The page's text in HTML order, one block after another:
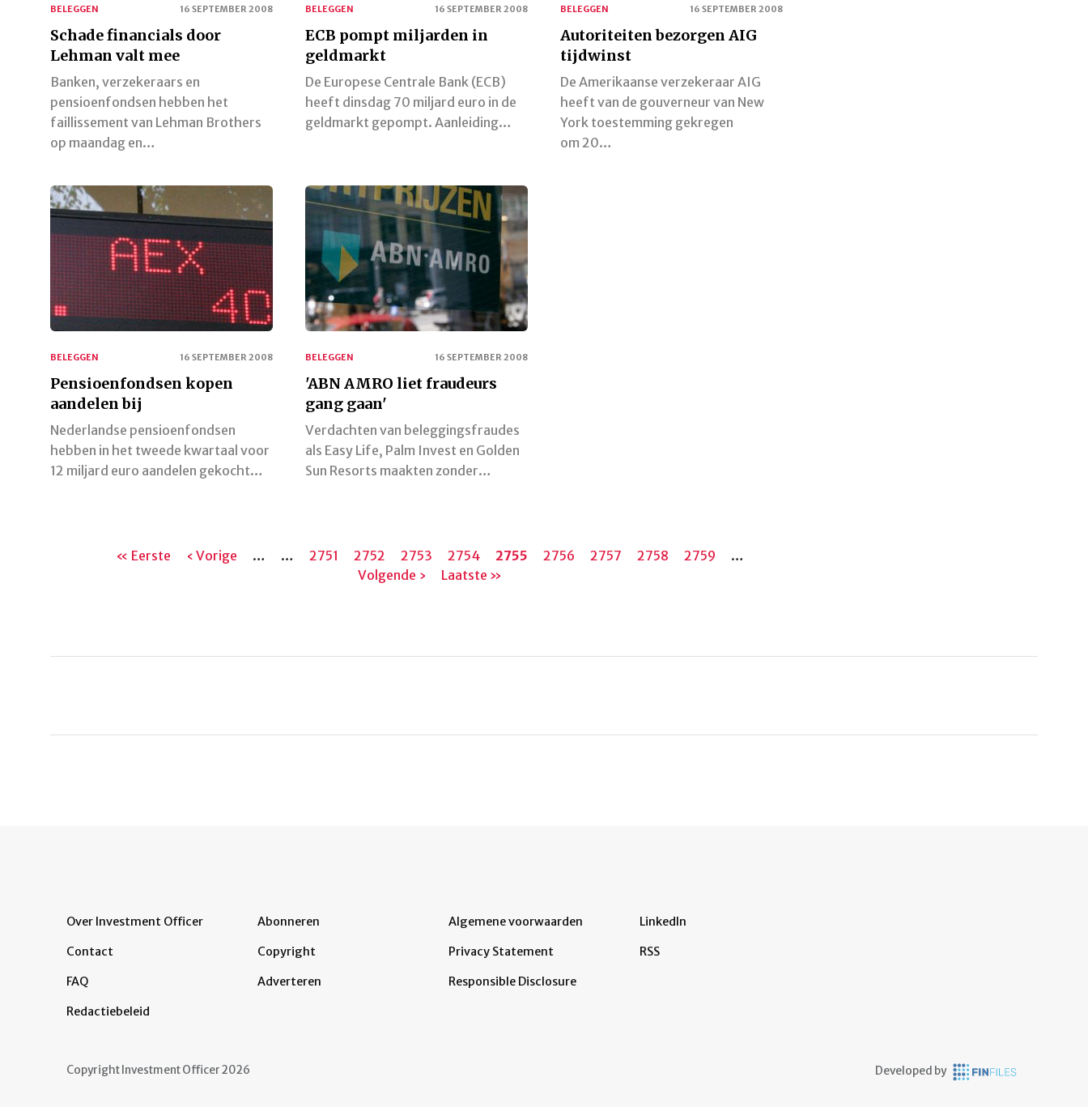
BELEGGEN 16 SEPTEMBER 2008
Schade financials door
Lehman valt mee
Banken, verzekeraars en
pensioenfondsen hebben het
faillissement van Lehman Brothers
op maandag en…
BELEGGEN 16 SEPTEMBER 2008
ECB pompt miljarden in
geldmarkt
De Europese Centrale Bank (ECB)
heeft dinsdag 70 miljard euro in de
geldmarkt gepompt. Aanleiding…
BELEGGEN 16 SEPTEMBER 2008
Autoriteiten bezorgen AIG
tijdwinst
De Amerikaanse verzekeraar AIG
heeft van de gouverneur van New
York toestemming gekregen
om 20…
BELEGGEN 16 SEPTEMBER 2008
Pensioenfondsen kopen
aandelen bij
Nederlandse pensioenfondsen
hebben in het tweede kwartaal voor
12 miljard euro aandelen gekocht…
BELEGGEN 16 SEPTEMBER 2008
'ABN AMRO liet fraudeurs
gang gaan'
Verdachten van beleggingsfraudes
als Easy Life, Palm Invest en Golden
Sun Resorts maakten zonder…
Paginering
Eerste
« Eerste
Vorige
‹ Vorige … … Pagina
2751 Pagina
2752 Pagina
2753 Pagina
2754
Huidige
pagina
2755 Pagina
2756 Pagina
2757 Pagina
2758 Pagina
2759 …
Volgende ›
Laatste
Laatste »
Over Investment Officer
Contact
FAQ
Redactiebeleid
Abonneren
Copyright
Adverteren
Algemene voorwaarden
Privacy Statement
Responsible Disclosure
LinkedIn
RSS
Copyright Investment Officer 2026 Developed by